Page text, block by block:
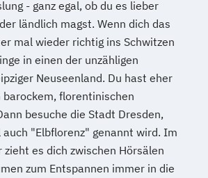
- ganz egal, ob du es lieber
ländlich magst. Wenn dich das
mal wieder richtig ins Schwitzen
in einen der unzähligen
Neuseenland. Du hast eher
barockem, florentinischen
besuche die Stadt Dresden,
"Elbflorenz" genannt wird. Im
es dich zwischen Hörsälen
zum Entspannen immer in die